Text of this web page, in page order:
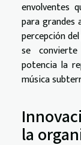
envolventes
para grandes
percepción
se
potencia la
música
la